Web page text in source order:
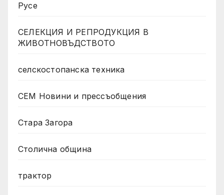
Русе
СЕЛЕКЦИЯ И РЕПРОДУКЦИЯ В
ЖИВОТНОВЪДСТВОТО
селскостопанска техника
СЕМ Новини и прессъобщения
Стара Загора
Столична община
трактор